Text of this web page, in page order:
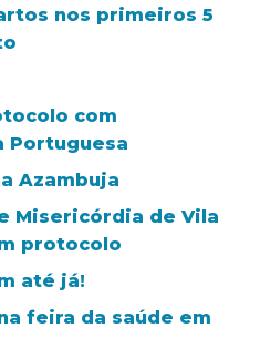
nos primeiros 5
com
Portuguesa
Azambuja
Misericórdia de Vila
protocolo
até já!
feira da saúde em